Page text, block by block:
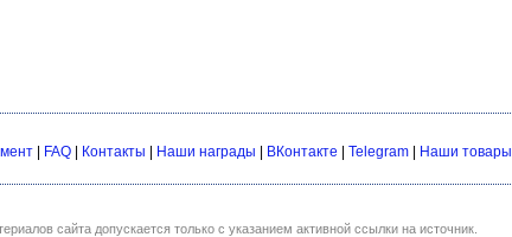
FAQ Контакты Наши награды ВКонтакте Telegram Наши товары
сайта допускается только с указанием активной ссылки на источник.